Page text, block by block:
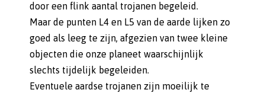
door een flink aantal trojanen begeleid.
Maar de punten L4 en L5 van de aarde lijken zo
goed als leeg te zijn, afgezien van twee kleine
objecten die onze planeet waarschijnlijk
slechts tijdelijk begeleiden.
Eventuele aardse trojanen zijn moeilijk te